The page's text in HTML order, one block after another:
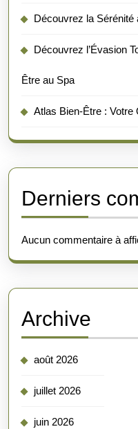
Découvrez la Sérénité
Découvrez l’Évasion
Être au Spa
Atlas Bien-Être : Votre
Derniers
Aucun commentaire à
Archive
août 2026
juillet 2026
juin 2026